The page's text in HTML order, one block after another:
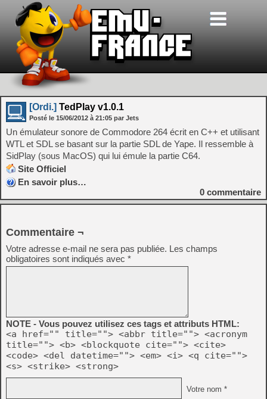
[Ordi.] TedPlay v1.0.1
Posté le 15/06/2012 à 21:05 par Jets
Un émulateur sonore de Commodore 264 écrit en C++ et utilisant
WTL et SDL se basant sur la partie SDL de Yape. Il ressemble à
SidPlay (sous MacOS) qui lui émule la partie C64.
Site Officiel
En savoir plus…
0 commentaire
Commentaire ¬
Votre adresse e-mail ne sera pas publiée. Les champs
obligatoires sont indiqués avec *
NOTE - Vous pouvez utilisez ces tags et attributs HTML:
<a href="" title=""> <abbr title=""> <acronym
title=""> <b> <blockquote cite=""> <cite>
<code> <del datetime=""> <em> <i> <q cite="">
<s> <strike> <strong>
Votre nom *